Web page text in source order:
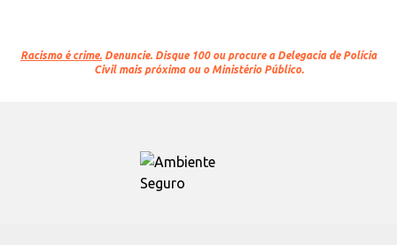
Racismo é crime. Denuncie. Disque 100 ou procure a Delegacia de Polícia
Civil mais próxima ou o Ministério Público.